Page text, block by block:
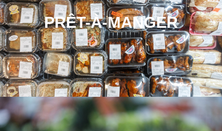
PRÊT-À-MANGER